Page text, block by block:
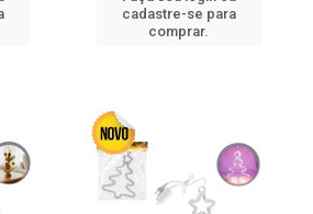
cadastre-se para
comprar.